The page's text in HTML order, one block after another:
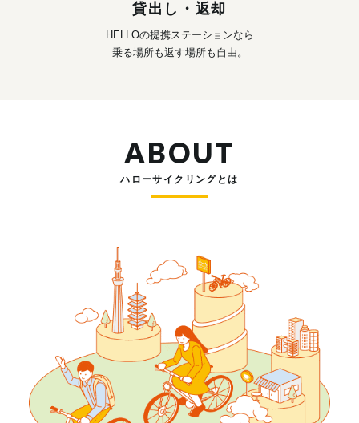
貸出し・返却
HELLOの提携ステーションなら
乗る場所も返す場所も自由。
ABOUT
ハローサイクリングとは